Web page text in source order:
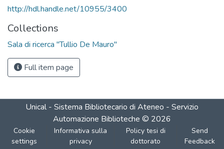
http://hdl.handle.net/10955/3400
Collections
Sala di ricerca "Tullio De Mauro"
Full item page
Unical - Sistema Bibliotecario di Ateneo - Servizio
Automazione Biblioteche © 2026
Cookie
settings
Informativa sulla
privacy
Policy tesi di
dottorato
Send
Feedback